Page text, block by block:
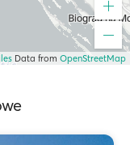
Data from OpenStreetMap